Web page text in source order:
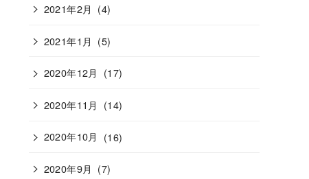
2021年2月 (4)
2021年1月 (5)
2020年12月 (17)
2020年11月 (14)
2020年10月 (16)
2020年9月 (7)